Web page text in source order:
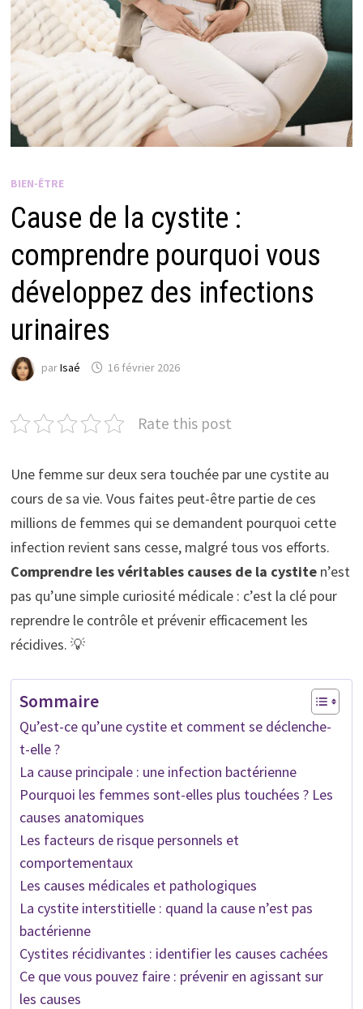
BIEN-ÊTRE
Cause de la cystite :
comprendre pourquoi vous
développez des infections
urinaires
parIsaé 16 février 2026
Rate this post
Une femme sur deux sera touchée par une cystite au
cours de sa vie. Vous faites peut-être partie de ces
millions de femmes qui se demandent pourquoi cette
infection revient sans cesse, malgré tous vos efforts.
Comprendre les véritables causes de la cystiten’est
pas qu’une simple curiosité médicale : c’est la clé pour
reprendre le contrôle et prévenir efficacement les
récidives. 💡
Sommaire
Qu’est-ce qu’une cystite et comment se déclenche-
t-elle ?
La cause principale : une infection bactérienne
Pourquoi les femmes sont-elles plus touchées ? Les
causes anatomiques
Les facteurs de risque personnels et
comportementaux
Les causes médicales et pathologiques
La cystite interstitielle : quand la cause n’est pas
bactérienne
Cystites récidivantes : identifier les causes cachées
Ce que vous pouvez faire : prévenir en agissant sur
les causes